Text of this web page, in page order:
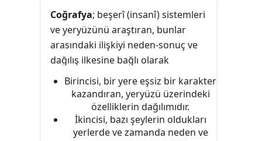
bireylerin veya birlik, grup ya da
kurum üyelerinin nasıl yaşadığına
da odaklanmıştır.
Coğrafya; beşerî (insanî) sistemleri
ve yeryüzünü araştıran, bunlar
arasındaki ilişkiyi neden-sonuç ve
dağılış ilkesine bağlı olarak
inceleyen ve sorgulayan bir bilim
dalıdır. Yer ve insanlar arasındaki
ilişkiler coğrafyanın konusunu
oluşturur. Coğrafya sözcüğü
Yunanca “γεωγραφία”gaia(yer) ve
Birincisi, bir yere eşsiz bir karakter
kazandıran, yeryüzü üzerindeki
özelliklerin dağılımıdır.
İkincisi, bazı şeylerin oldukları
yerlerde ve zamanda neden ve